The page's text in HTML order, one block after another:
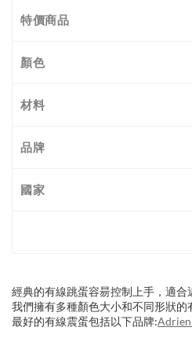
特價商品
顏色
材料
品牌
國家
經典的有線跳蛋容昜控制上手，適合
我們擁有多種顏色大小和不同形狀的
最好的有線震蛋包括以下品牌:Adrien